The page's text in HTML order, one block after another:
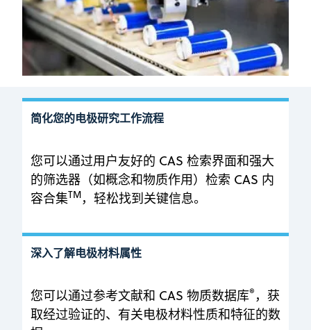
简化您的电极研究工作流程
您可以通过用户友好的 CAS 检索界面和强大
的筛选器（如概念和物质作用）检索 CAS 内
容合集TM，轻松找到关键信息。
深入了解电极材料属性
您可以通过参考文献和 CAS 物质数据库® ，获
取经过验证的、有关电极材料性质和特征的数